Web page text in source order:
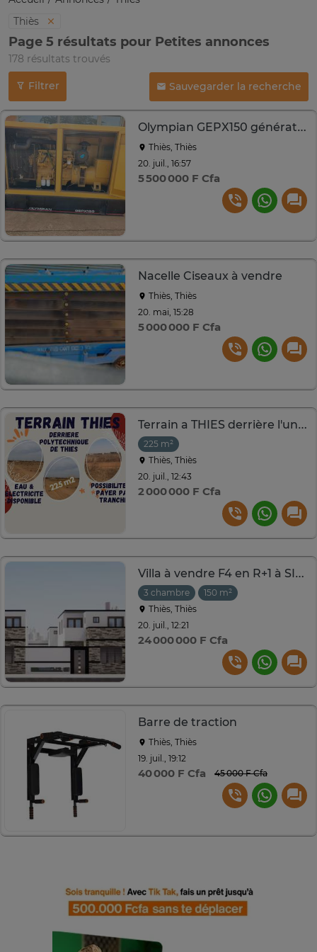
Thiès
Page 5 résultats pour Petites annonces
178 résultats trouvés
Filtrer Sauvegarder la recherche
Olympian GEPX150 générateur diesel 150 kW
Thiès, Thiès
20. juil., 16:57
5 500 000 F Cfa
Nacelle Ciseaux à vendre
Thiès, Thiès
20. mai, 15:28
5 000 000 F Cfa
Terrain a THIES derrière l'université
225 m²
Thiès, Thiès
20. juil., 12:43
2 000 000 F Cfa
Villa à vendre F4 en R+1 à SICAP MONT ROLLAND
3 chambre
150 m²
Thiès, Thiès
20. juil., 12:21
24 000 000 F Cfa
Barre de traction
Thiès, Thiès
19. juil., 19:12
40 000 F Cfa 45 000 F Cfa